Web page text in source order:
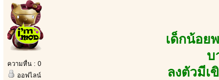
ความหื่น : 0
ออฟไลน์
เด็กน้อย
บ
ลงตัวมีเ